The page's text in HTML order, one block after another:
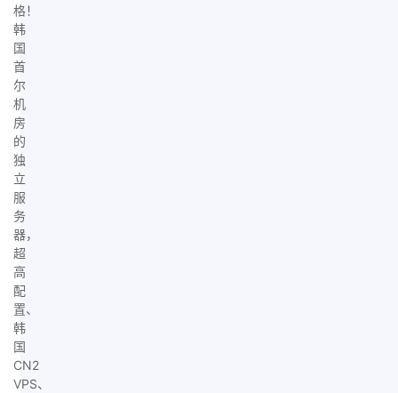
格！
韩
国
首
尔
机
房
的
独
立
服
务
器，
超
高
配
置、
韩
国
CN2
VPS、